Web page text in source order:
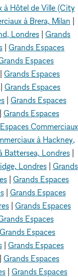
à Hôtel de Ville (City
à Brera, Milan
Londres Grands
Grands Espaces
Espaces
Grands Espaces
Grands Espaces
Grands Espaces
Grands Espaces
Commerciaux
à Hackney,
Battersea, Londres|
Londres| Grands
Grands Espaces
| Grands Espaces
Grands Espaces
Espaces
Grands Espaces
Grands Espaces
Grands Espaces
Grands Espaces